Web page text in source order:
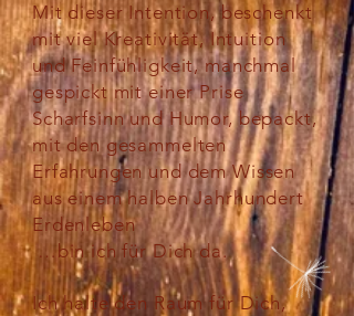
Mit dieser Intention, beschenkt
mit viel Kreativität, Intuition
und Feinfühligkeit, manchmal
gespickt mit einer Prise
Scharfsinn und Humor, bepackt,
mit den gesammelten
Erfahrungen und dem Wissen
aus einem halben Jahrhundert
Erdenleben
…bin ich für Dich da.
Ich halte den Raum für Dich,